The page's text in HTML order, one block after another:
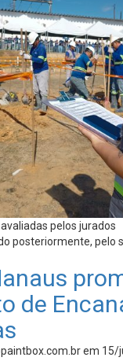
pelos jurados
posteriormente, pelo
de
em 15/